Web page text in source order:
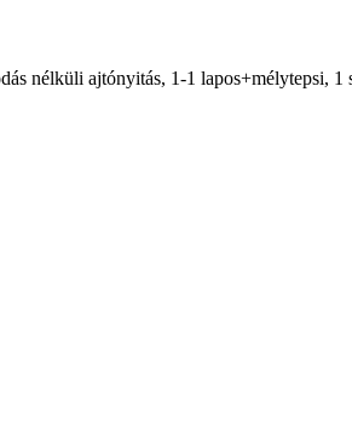
nélküli ajtónyitás, 1-1 lapos+mélytepsi, 1